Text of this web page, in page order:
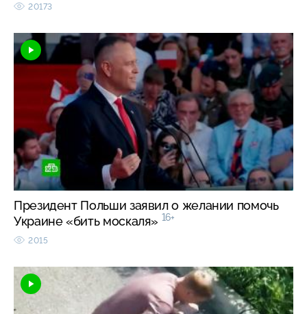
20173
Президент Польши заявил о желании помочь
Украине «бить москаля» 16+
2015